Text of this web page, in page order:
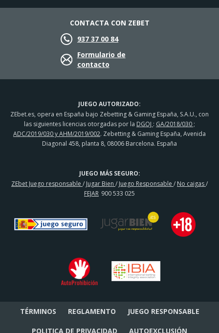
JUEGO AUTORIZADO:
ZEbet.es, opera en España bajo Zebetting & Gaming España, S.A.U., con
las siguientes licencias otorgadas por la DGOJ : GA/2018/030 ;
ADC/2019/030 y AHM/2019/002. Zebetting & Gaming España, Avenida
Diagonal 458, planta 8, 08006 Barcelona. España
JUEGO MÁS SEGURO:
ZEbet Juego responsable / Jugar Bien / Juego Responsable / No caigas/
FEJAR 900 533 025
CONTACTA CON ZEBET
937 37 00 84
Formulario de
contacto
TÉRMINOS REGLAMENTO JUEGO RESPONSABLE
POLITICA DE PRIVACIDAD AUTOEXCLUSIÓN